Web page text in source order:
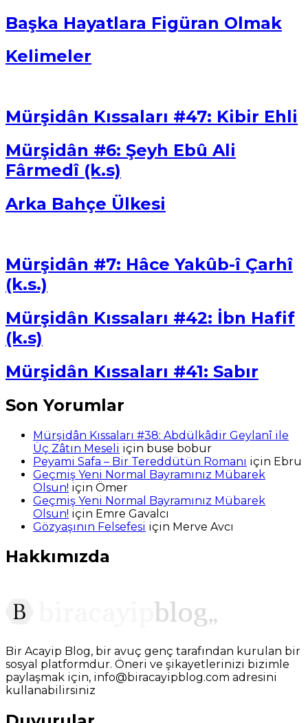
Başka Hayatlara Figüran Olmak
Kelimeler
Mürşidân Kıssaları #47: Kibir Ehli
Mürşidân #6: Şeyh Ebû Ali
Fârmedî (k.s)
Arka Bahçe Ülkesi
Mürşidân #7: Hâce Yakûb-î Çarhî
(k.s.)
Mürşidân Kıssaları #42: İbn Hafif
(k.s)
Mürşidân Kıssaları #41: Sabır
Son Yorumlar
Mürşidân Kıssaları #38: Abdülkâdir Geylanî ile
Üç Zâtın Meseli için buse bobur
Peyami Safa – Bir Tereddütün Romanı için Ebru
Geçmiş Yeni Normal Bayramınız Mübarek
Olsun! için Ömer
Geçmiş Yeni Normal Bayramınız Mübarek
Olsun! için Emre Gavalcı
Gözyaşının Felsefesi için Merve Avcı
Hakkımızda
Bir Acayip Blog, bir avuç genç tarafından kurulan bir
sosyal platformdur. Öneri ve şikayetlerinizi bizimle
paylaşmak için, info@biracayipblog.com adresini
kullanabilirsiniz